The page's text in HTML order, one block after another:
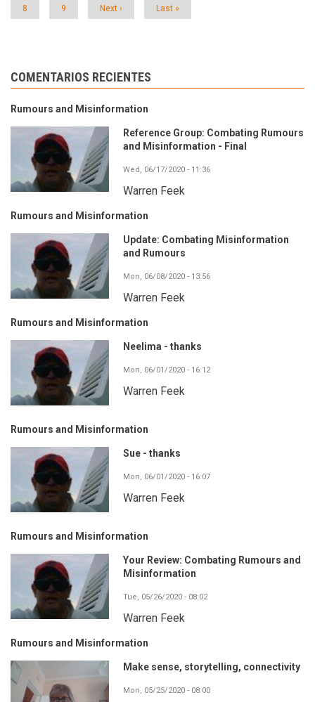
Página
8 Página
9
Siguiente
Next ›
Última
Last »
COMENTARIOS RECIENTES
Rumours and Misinformation
Reference Group: Combating Rumours
and Misinformation - Final
Wed, 06/17/2020 - 11:36
Warren Feek
Rumours and Misinformation
Update: Combating Misinformation
and Rumours
Mon, 06/08/2020 - 13:56
Warren Feek
Rumours and Misinformation
Neelima - thanks
Mon, 06/01/2020 - 16:12
Warren Feek
Rumours and Misinformation
Sue - thanks
Mon, 06/01/2020 - 16:07
Warren Feek
Rumours and Misinformation
Your Review: Combating Rumours and
Misinformation
Tue, 05/26/2020 - 08:02
Warren Feek
Rumours and Misinformation
Make sense, storytelling, connectivity
Mon, 05/25/2020 - 08:00